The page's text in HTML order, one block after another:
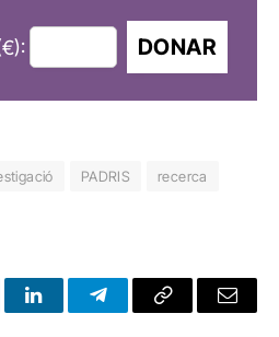
DONAR
PADRIS
recerca
LinkedInTelegramCopy
Email